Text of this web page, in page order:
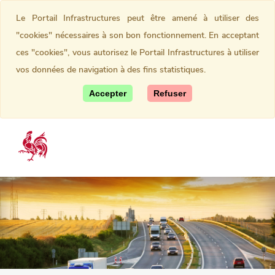
Le Portail Infrastructures peut être amené à utiliser des
"cookies" nécessaires à son bon fonctionnement. En acceptant
ces "cookies", vous autorisez le Portail Infrastructures à utiliser
vos données de navigation à des fins statistiques.
Accepter Refuser